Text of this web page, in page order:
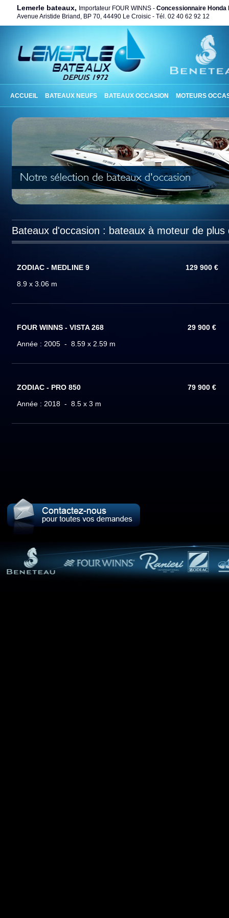
Lemerle bateaux, Importateur FOUR WINNS - Concessionnaire Honda
Avenue Aristide Briand, BP 70, 44490 Le Croisic - Tél. 02 40 62 92 12
ACCUEIL BATEAUX NEUFS BATEAUX OCCASION MOTEURS
Bateaux d'occasion : bateaux à moteur de plus
ZODIAC - MEDLINE 9
8.9 x 3.06 m
129 900 €
FOUR WINNS - VISTA 268
Année : 2005 - 8.59 x 2.59 m
29 900 €
ZODIAC - PRO 850
Année : 2018 - 8.5 x 3 m
79 900 €